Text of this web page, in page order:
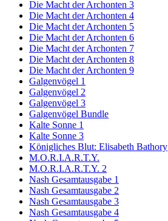
Die Macht der Archonten 3
Die Macht der Archonten 4
Die Macht der Archonten 5
Die Macht der Archonten 6
Die Macht der Archonten 7
Die Macht der Archonten 8
Die Macht der Archonten 9
Galgenvögel 1
Galgenvögel 2
Galgenvögel 3
Galgenvögel Bundle
Kalte Sonne 1
Kalte Sonne 3
Königliches Blut: Elisabeth Bathory
M.O.R.I.A.R.T.Y.
M.O.R.I.A.R.T.Y. 2
Nash Gesamtausgabe 1
Nash Gesamtausgabe 2
Nash Gesamtausgabe 3
Nash Gesamtausgabe 4